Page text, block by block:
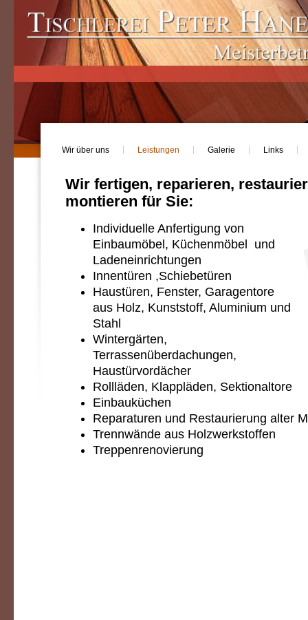
Wir über uns Leistungen Galerie Links
Wir fertigen, reparieren,
montieren für Sie:
Individuelle Anfertigung von
Einbaumöbel, Küchenmöbel und
Ladeneinrichtungen
Innentüren ,Schiebetüren
Haustüren, Fenster, Garagentore
aus Holz, Kunststoff, Aluminium und
Stahl
Wintergärten,
Terrassenüberdachungen,
Haustürvordächer
Rollläden, Klappläden, Sektionaltore
Einbauküchen
Reparaturen und Restaurierung alter
Trennwände aus Holzwerkstoffen
Treppenrenovierung